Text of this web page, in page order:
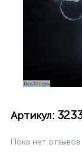
Артикул:
Пока нет отзывов